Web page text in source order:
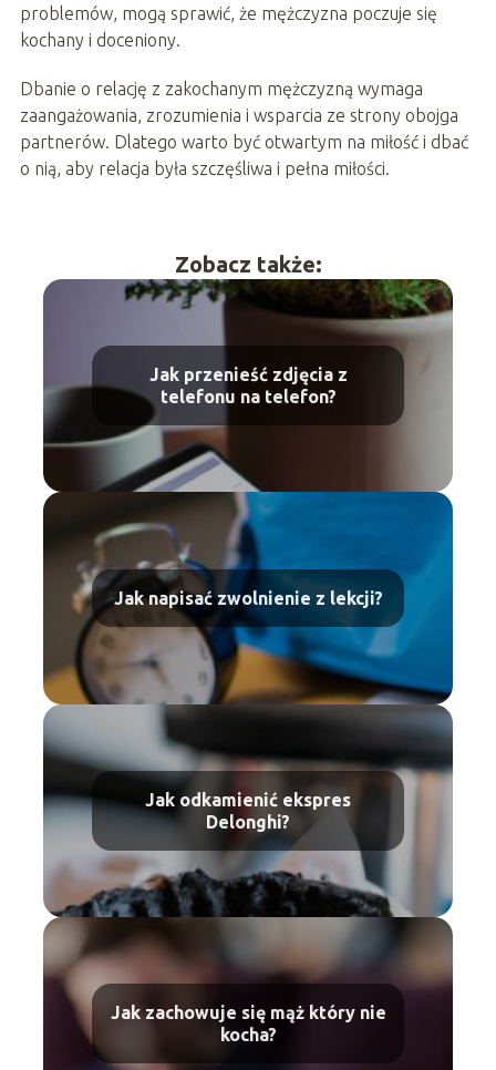
problemów, mogą sprawić, że mężczyzna poczuje się
kochany i doceniony.
Dbanie o relację z zakochanym mężczyzną wymaga
zaangażowania, zrozumienia i wsparcia ze strony obojga
partnerów. Dlatego warto być otwartym na miłość i dbać
o nią, aby relacja była szczęśliwa i pełna miłości.
Zobacz także:
Jak przenieść zdjęcia z
telefonu na telefon?
Jak napisać zwolnienie z lekcji?
Jak odkamienić ekspres
Delonghi?
Jak zachowuje się mąż który nie
kocha?